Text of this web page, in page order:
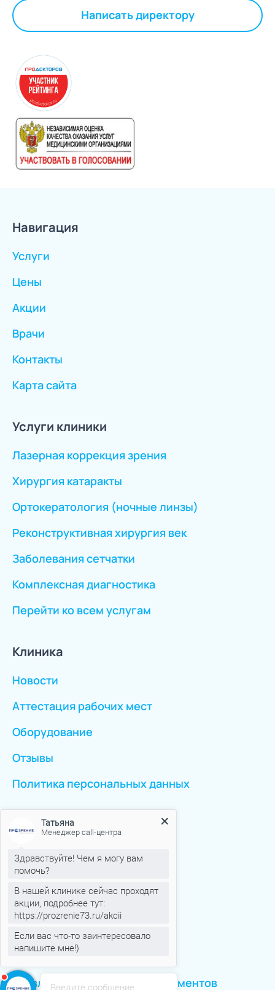
Написать директору
Навигация
Услуги
Цены
Акции
Врачи
Контакты
Карта сайта
Услуги клиники
Лазерная коррекция зрения
Хирургия катаракты
Ортокератология (ночные линзы)
Реконструктивная хирургия век
Заболевания сетчатки
Комплексная диагностика
Перейти ко всем услугам
Клиника
Новости
Аттестация рабочих мест
Оборудование
Отзывы
Политика персональных данных
Пациентам
Статьи
ОМС Иногородние
Противопоказания
Способы оплаты
Заявление о выдаче мед. документов
Введите сообщение
Татьяна
Менеджер call-центра
Здравствуйте! Чем я могу вам
помочь?
В нашей клинике сейчас проходят
акции, подробнее тут:
https://prozrenie73.ru/akcii
Если вас что-то заинтересовало
напишите мне!)